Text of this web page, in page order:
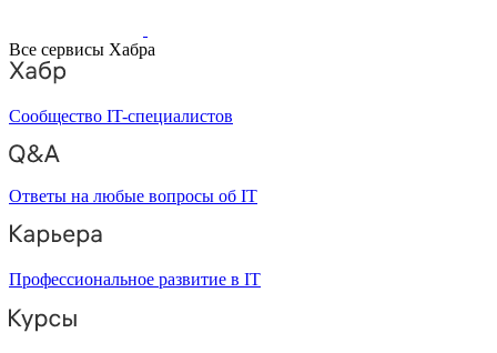
Все сервисы Хабра
Сообщество IT-специалистов
Ответы на любые вопросы об IT
Профессиональное развитие в IT